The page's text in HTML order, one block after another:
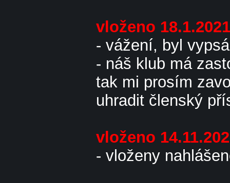
vloženo
- vážení, byl
- náš klub má
tak mi prosím
uhradit členský
vloženo
- vloženy